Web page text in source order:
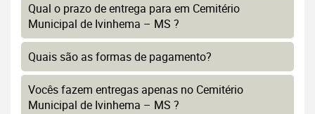
Qual o prazo de entrega para em Cemitério
Municipal de Ivinhema – MS ?
Quais são as formas de pagamento?
Vocês fazem entregas apenas no Cemitério
Municipal de Ivinhema – MS ?